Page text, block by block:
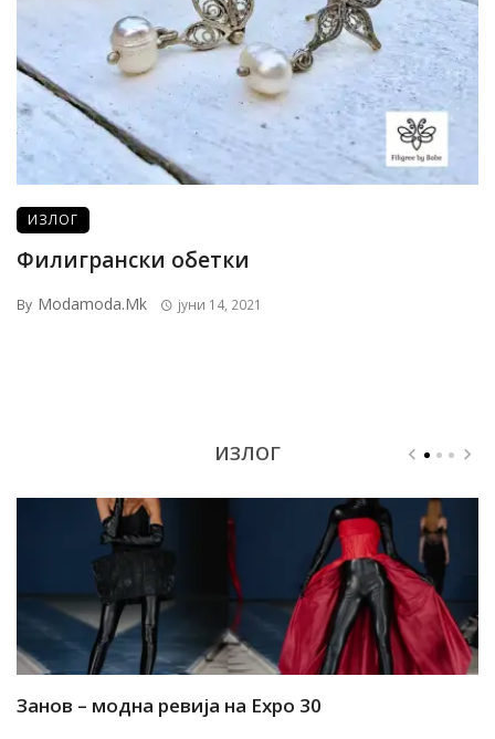
ИЗЛОГ
Филигрански обетки
By Modamoda.mk јуни 14, 2021
ИЗЛОГ
Занов – модна ревија на Expo 30